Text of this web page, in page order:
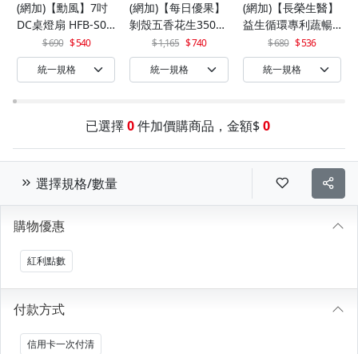
(網加)【勳風】7吋
DC桌燈扇 HFB-S06
690 540
(網加)【每日優果】
剝殼五香花生350G
+罐裝原味烘焙腰果
320G
1,165 740
(網加)【長榮生醫】
益生循環專利蔬暢
配方輕體順暢(30包/
盒)x1
680 536
已選擇 0 件加價購商品，金額$ 0
選擇規格/數量
購物優惠
紅利點數
付款方式
信用卡一次付清